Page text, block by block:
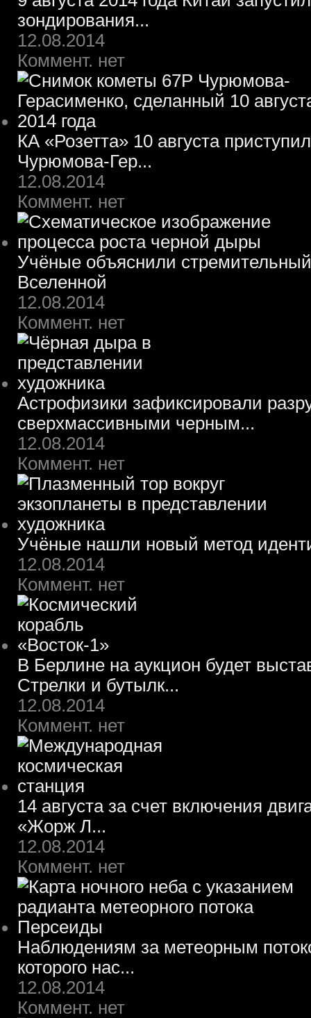
зондирования...
12.08.2014
Коммент. нет
КА «Розетта» 10 августа
Чурюмова-Гер...
12.08.2014
Коммент. нет
Учёные объяснили
Вселенной
12.08.2014
Коммент. нет
Астрофизики зафиксировали
сверхмассивными черным...
12.08.2014
Коммент. нет
Учёные нашли новый метод
12.08.2014
Коммент. нет
В Берлине на аукцион будет
Стрелки и бутылк...
12.08.2014
Коммент. нет
14 августа за счет включения
«Жорж Л...
12.08.2014
Коммент. нет
Наблюдениям за метеорным
которого нас...
12.08.2014
Коммент. нет